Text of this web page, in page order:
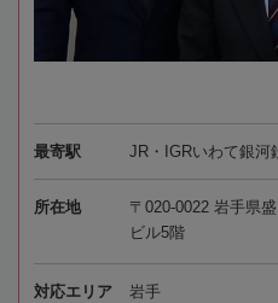
最寄駅 JR・IGRいわて銀河
所在地
〒020-0022 岩手県
ビル5階
対応エリア 岩手